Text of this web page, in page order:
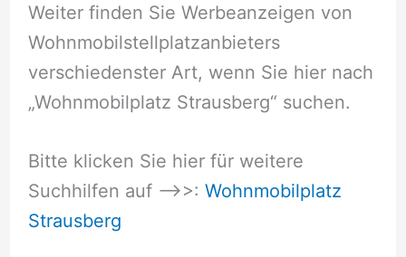
Weiter finden Sie Werbeanzeigen von
Wohnmobilstellplatzanbieters
verschiedenster Art, wenn Sie hier nach
„Wohnmobilplatz Strausberg“ suchen.
Bitte klicken Sie hier für weitere
Suchhilfen auf –>>: Wohnmobilplatz
Strausberg